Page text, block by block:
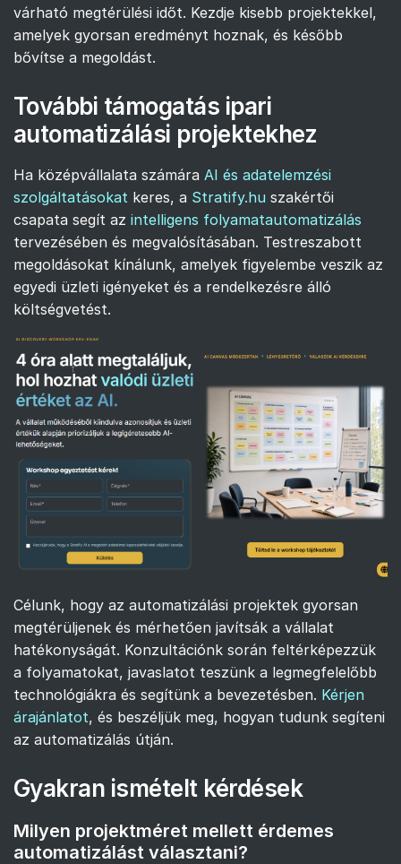
várható megtérülési időt. Kezdje kisebb projektekkel,
amelyek gyorsan eredményt hoznak, és később
bővítse a megoldást.
További támogatás ipari
automatizálási projektekhez
Ha középvállalata számára AI és adatelemzési
szolgáltatásokat keres, a Stratify.hu szakértői
csapata segít az intelligens folyamatautomatizálás
tervezésében és megvalósításában. Testreszabott
megoldásokat kínálunk, amelyek figyelembe veszik az
egyedi üzleti igényeket és a rendelkezésre álló
költségvetést.
Célunk, hogy az automatizálási projektek gyorsan
megtérüljenek és mérhetően javítsák a vállalat
hatékonyságát. Konzultációnk során feltérképezzük
a folyamatokat, javaslatot teszünk a legmegfelelőbb
technológiákra és segítünk a bevezetésben. Kérjen
árajánlatot, és beszéljük meg, hogyan tudunk segíteni
az automatizálás útján.
Gyakran ismételt kérdések
Milyen projektméret mellett érdemes
automatizálást választani?